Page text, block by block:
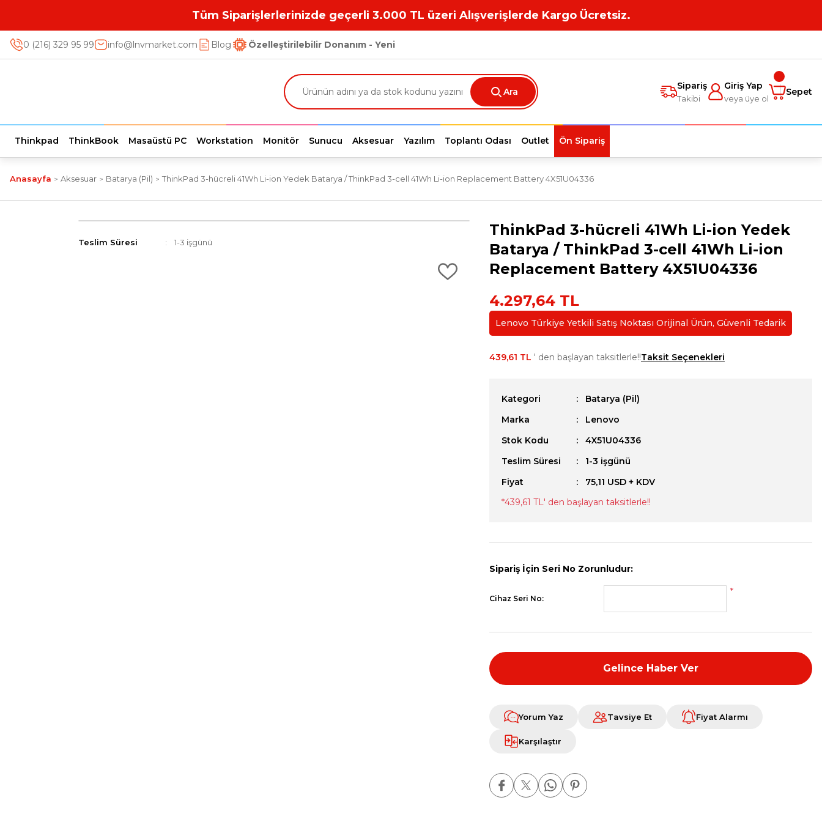
Tüm Siparişlerlerinizde geçerli 3.000 TL üzeri Alışverişlerde Kargo Ücretsiz.
0 (216) 329 95 99 info@lnvmarket.com Blog Özelleştirilebilir Donanım - Yeni
Ara
Sipariş
Takibi
Giriş Yap
veya üye ol
Sepet
Thinkpad ThinkBook Masaüstü PC Workstation Monitör Sunucu Aksesuar Yazılım Toplantı Odası Outlet Ön Sipariş
Anasayfa Aksesuar Batarya (Pil) ThinkPad 3-hücreli 41Wh Li-ion Yedek Batarya / ThinkPad 3-cell 41Wh Li-ion Replacement Battery 4X51U04336
Teslim Süresi 1-3 işgünü
ThinkPad 3-hücreli 41Wh Li-ion Yedek
Batarya / ThinkPad 3-cell 41Wh Li-ion
Replacement Battery 4X51U04336
4.297,64 TL
Lenovo Türkiye Yetkili Satış Noktası Orijinal Ürün, Güvenli Tedarik
439,61 TL ' den başlayan taksitlerle!!Taksit Seçenekleri
Kategori
Batarya (Pil)
Marka
Lenovo
Stok Kodu
4X51U04336
Teslim Süresi
1-3 işgünü
Fiyat
75,11 USD + KDV
*439,61 TL' den başlayan taksitlerle!!
Sipariş İçin Seri No Zorunludur:
Cihaz Seri No:
*
Gelince Haber Ver
Yorum Yaz Tavsiye Et Fiyat Alarmı
Karşılaştır